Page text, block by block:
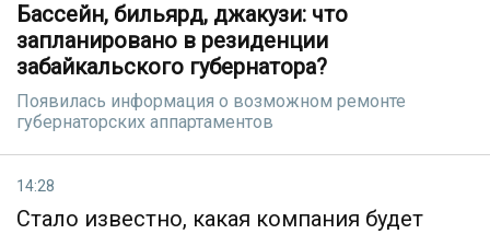
Бассейн, бильярд, джакузи: что
запланировано в резиденции
забайкальского губернатора?
Появилась информация о возможном ремонте
губернаторских аппартаментов
14:28
Стало известно, какая компания будет